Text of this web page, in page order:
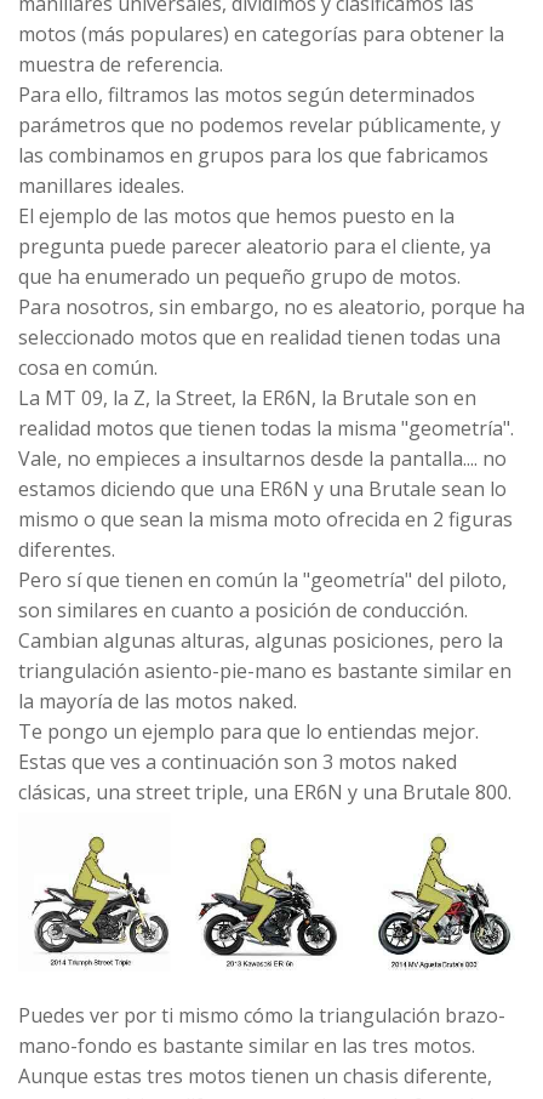
motos (más populares) en categorías para obtener la
muestra de referencia.
Para ello, filtramos las motos según determinados
parámetros que no podemos revelar públicamente, y
las combinamos en grupos para los que fabricamos
manillares ideales.
El ejemplo de las motos que hemos puesto en la
pregunta puede parecer aleatorio para el cliente, ya
que ha enumerado un pequeño grupo de motos.
Para nosotros, sin embargo, no es aleatorio, porque ha
seleccionado motos que en realidad tienen todas una
cosa en común.
La MT 09, la Z, la Street, la ER6N, la Brutale son en
realidad motos que tienen todas la misma "geometría".
Vale, no empieces a insultarnos desde la pantalla.... no
estamos diciendo que una ER6N y una Brutale sean lo
mismo o que sean la misma moto ofrecida en 2 figuras
diferentes.
Pero sí que tienen en común la "geometría" del piloto,
son similares en cuanto a posición de conducción.
Cambian algunas alturas, algunas posiciones, pero la
triangulación asiento-pie-mano es bastante similar en
la mayoría de las motos naked.
Te pongo un ejemplo para que lo entiendas mejor.
Estas que ves a continuación son 3 motos naked
clásicas, una street triple, una ER6N y una Brutale 800.
Puedes ver por ti mismo cómo la triangulación brazo-
mano-fondo es bastante similar en las tres motos.
Aunque estas tres motos tienen un chasis diferente,